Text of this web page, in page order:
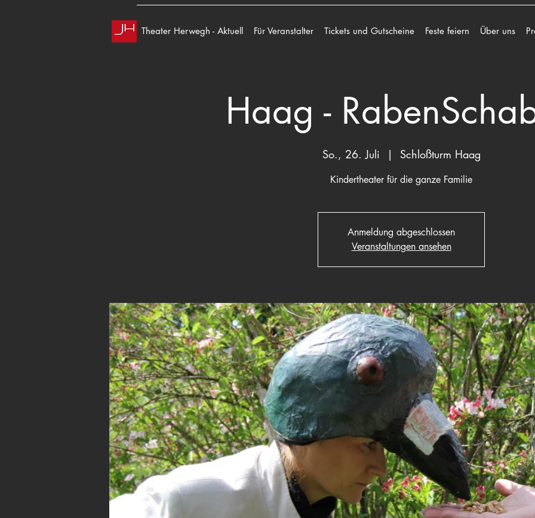
Theater Herwegh - Aktuell Für Veranstalter Tickets und Gutscheine Feste feiern Über uns
Haag -
So., 26. Juli
  |
Schloßturm Haag
Kindertheater für die ganze Familie
Anmeldung abgeschlossen
Veranstaltungen ansehen